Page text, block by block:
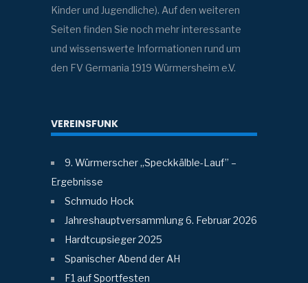
Kinder und Jugendliche). Auf den weiteren
Seiten finden Sie noch mehr interessante
und wissenswerte Informationen rund um
den FV Germania 1919 Würmersheim e.V.
VEREINSFUNK
9. Würmerscher „Speckkälble-Lauf” –
Ergebnisse
Schmudo Hock
Jahreshauptversammlung 6. Februar 2026
Hardtcupsieger 2025
Spanischer Abend der AH
F1 auf Sportfesten